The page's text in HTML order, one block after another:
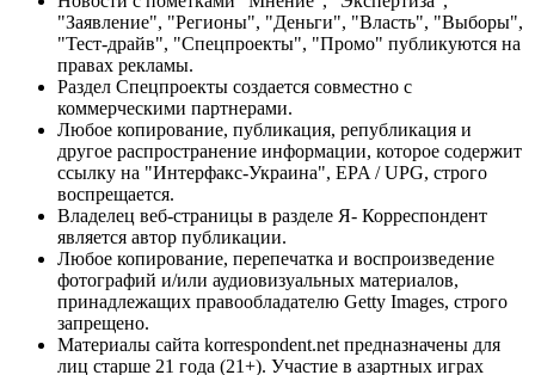
"Заявление", "Регионы", "Деньги", "Власть", "Выборы",
"Тест-драйв", "Спецпроекты", "Промо" публикуются на
правах рекламы.
Раздел Спецпроекты создается совместно с
коммерческими партнерами.
Любое копирование, публикация, републикация и
другое распространение информации, которое содержит
ссылку на "Интерфакс-Украина", EPA / UPG, строго
воспрещается.
Владелец веб-страницы в разделе Я- Корреспондент
является автор публикации.
Любое копирование, перепечатка и воспроизведение
фотографий и/или аудиовизуальных материалов,
принадлежащих правообладателю Getty Images, строго
запрещено.
Материалы сайта korrespondent.net предназначены для
лиц старше 21 года (21+). Участие в азартных играх